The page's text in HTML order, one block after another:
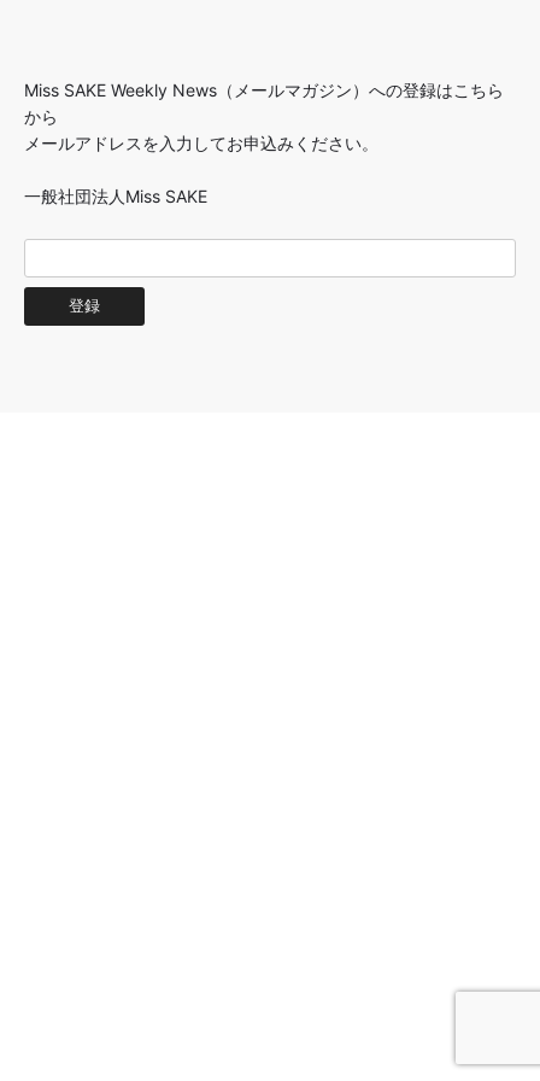
Miss SAKE Weekly News（メールマガジン）への登録はこちら
から
メールアドレスを入力してお申込みください。
一般社団法人Miss SAKE